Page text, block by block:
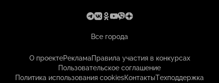
Все города
О проектеРекламаПравила участия в конкурсах
Пользовательское соглашение
Политика использования cookiesКонтактыТехподдержка